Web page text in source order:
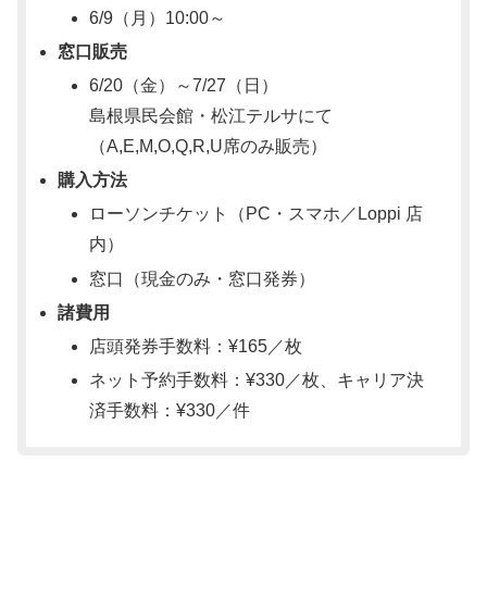
6/9（月）10:00～
窓口販売
6/20（金）～7/27（日）
島根県民会館・松江テルサにて
（A,E,M,O,Q,R,U席のみ販売）
購入方法
ローソンチケット（PC・スマホ／Loppi 店
内）
窓口（現金のみ・窓口発券）
諸費用
店頭発券手数料：¥165／枚
ネット予約手数料：¥330／枚、キャリア決
済手数料：¥330／件